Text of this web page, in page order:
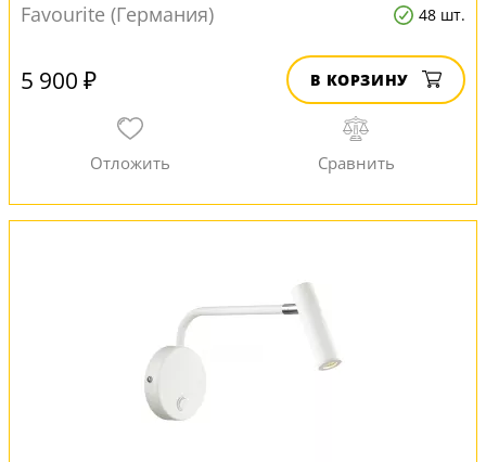
Favourite (Германия) 48 шт.
5 900 ₽ В КОРЗИНУ